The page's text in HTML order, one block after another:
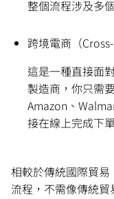
整個流程涉及多
跨境電商（
這是一種直接面
製造商，你只需
Amazon、
接在線上完成下
相較於傳統國際貿
流程，不需像傳統貿